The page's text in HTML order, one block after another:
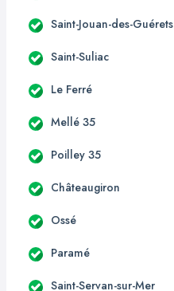
Saint-Jouan-des-Guérets
Saint-Suliac
Le Ferré
Mellé 35
Poilley 35
Châteaugiron
Ossé
Paramé
Saint-Servan-sur-Mer